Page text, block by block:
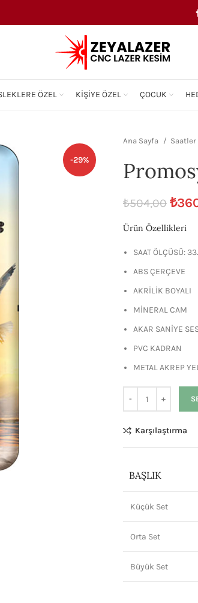
ÖZEL KIŞIYE ÖZEL ÇOCUK
-29%
Ana Sayfa Saatler
₺504,00 ₺
Ürün Özellikleri
SAAT ÖLÇÜSÜ:
ABS ÇERÇEVE
AKRİLİK BOYALI
MİNERAL CAM
AKAR SANİYE
PVC KADRAN
METAL AKREP
Karşılaştırma
BAŞLIK
Küçük Set
Orta Set
Büyük Set